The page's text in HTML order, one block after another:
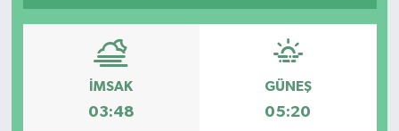
İMSAK
03:48
GÜNEŞ
05:20